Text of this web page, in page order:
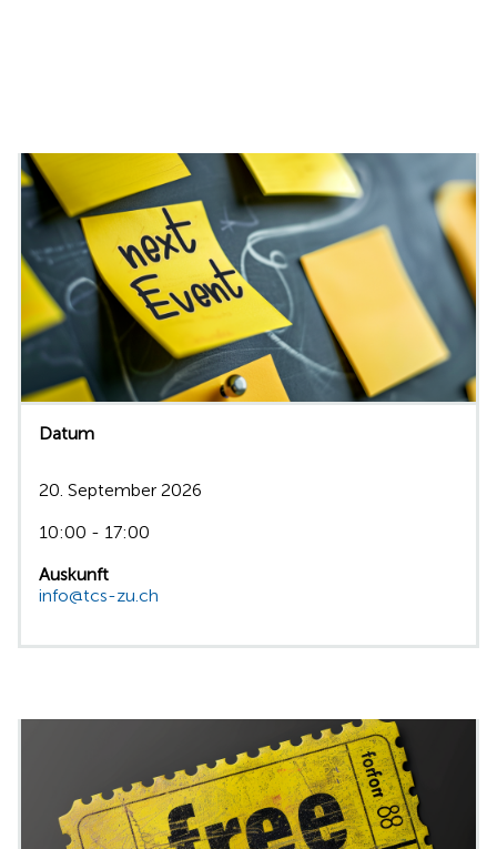
Datum
20. September 2026
10:00 - 17:00
Auskunft
info@tcs-zu.ch